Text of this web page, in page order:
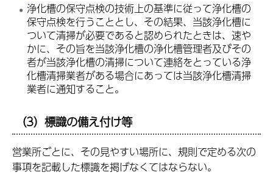
浄化槽の保守点検の技術上の基準に従って浄化槽の
保守点検を行うこととし、その結果、当該浄化槽に
ついて清掃が必要であると認められたときは、速や
かに、その旨を当該浄化槽の浄化槽管理者及びその
者が当該浄化槽の清掃について連絡をとっている浄
化槽清掃業者がある場合にあっては当該浄化槽清掃
業者に通知すること。
（3）標識の備え付け等
営業所ごとに、その見やすい場所に、規則で定める次の
事項を記載した標識を掲げなくてはならない。